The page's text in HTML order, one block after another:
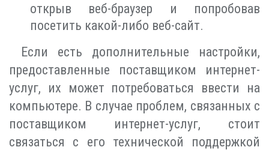
открыв веб-браузер и попробовав
посетить какой-либо веб-сайт.
Если есть дополнительные настройки,
предоставленные поставщиком интернет-
услуг, их может потребоваться ввести на
компьютере. В случае проблем, связанных с
поставщиком интернет-услуг, стоит
связаться с его технической поддержкой